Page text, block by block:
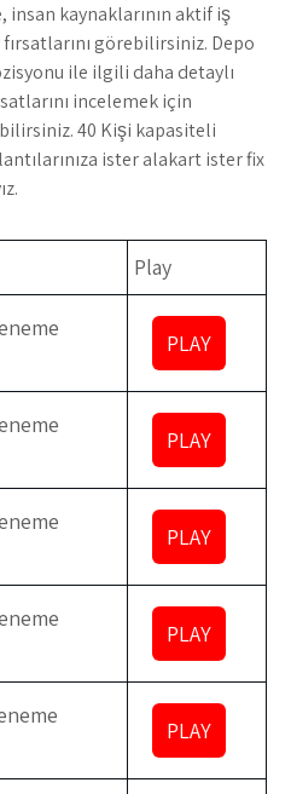
insan kaynaklarının aktif iş
görebilirsiniz. Depo
ile ilgili daha detaylı
incelemek için
40 Kişi kapasiteli
ister alakart ister fix
Play
PLAY
PLAY
PLAY
PLAY
PLAY